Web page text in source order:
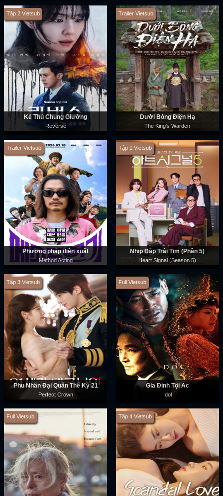
Tập 2 Vietsub
Kẻ Thù Chung Giường
Reverse
Trailer Vietsub
Dưới Bóng Điện Hạ
The King's Warden
Trailer Vietsub
Phương pháp diễn xuất
Method Acting
Tập 1 Vietsub
Nhịp Đập Trái Tim (Phần 5)
Heart Signal (Season 5)
Tập 3 Vietsub
Phu Nhân Đại Quân Thế Kỷ 21
Perfect Crown
Full Vietsub
Gia Đình Tội Ác
Idol
Full Vietsub Tập 4 Vietsub